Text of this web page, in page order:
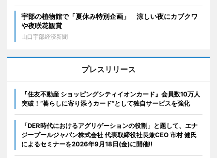
宇部の植物館で「夏休み特別企画」 涼しい夜にカブクワ
や夜咲花観賞
山口宇部経済新聞
プレスリリース
『住友不動産 ショッピングシティイオンカード』会員数10万人
突破！“暮らしに寄り添うカード”として独自サービスを強化
「DER時代におけるアグリゲーションの役割」と題して、エナ
ジープールジャパン株式会社 代表取締役社長兼CEO 市村 健氏
によるセミナーを2026年9月18日(金)に開催!!